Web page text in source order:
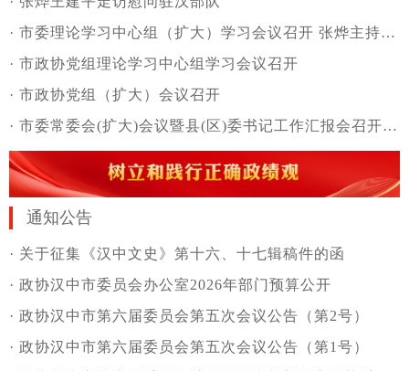
· 市委理论学习中心组（扩大）学习会议召开 张烨主持并讲话
· 市政协党组理论学习中心组学习会议召开
· 市政协党组（扩大）会议召开
· 市委常委会(扩大)会议暨县(区)委书记工作汇报会召开 张烨主持并讲话
通知公告
· 关于征集《汉中文史》第十六、十七辑稿件的函
· 政协汉中市委员会办公室2026年部门预算公开
· 政协汉中市第六届委员会第五次会议公告（第2号）
· 政协汉中市第六届委员会第五次会议公告（第1号）